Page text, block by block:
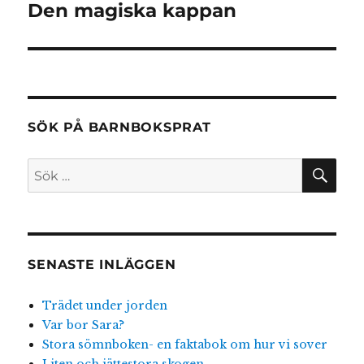
Nästa
Den magiska kappan
SÖK PÅ BARNBOKSPRAT
Sök
SENASTE INLÄGGEN
Trädet under jorden
Var bor Sara?
Stora sömnboken- en faktabok om hur vi sover